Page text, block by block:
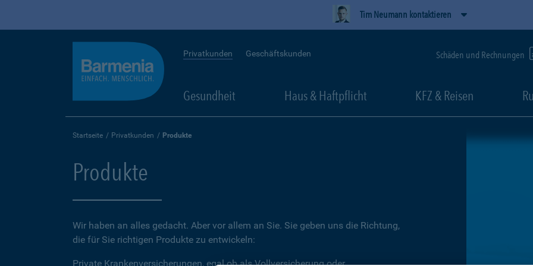
Tim Neumann kontaktieren
Privatkunden Geschäftskunden Schäden und Rechnungen
Gesundheit Haus & Haftpflicht KFZ & Reisen
Startseite Privatkunden Produkte
Produkte
Wir haben an alles gedacht. Aber vor allem an Sie. Sie geben uns die Richtung,
die für Sie richtigen Produkte zu entwickeln:
Private Krankenversicherungen, egal ob als Vollversicherung oder